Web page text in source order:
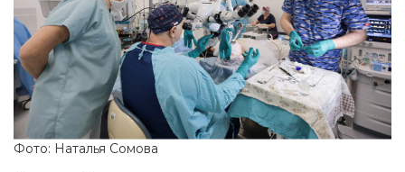
Фото: Наталья Сомова